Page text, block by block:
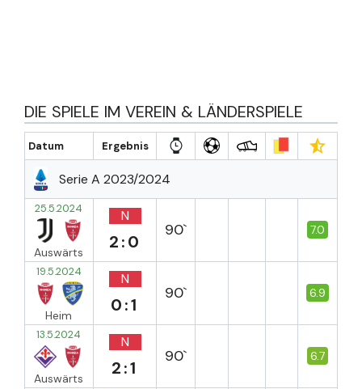
DIE SPIELE IM VEREIN & LÄNDERSPIELE
Datum Ergebnis
Serie A 2023/2024
25.5.2024
Auswärts
N
2:0
90` 7.0
19.5.2024
Heim
N
0:1
90` 6.9
13.5.2024
Auswärts
N
2:1
90` 6.7